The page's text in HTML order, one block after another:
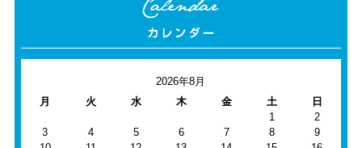
2026年8月
月
火 水 木 金 土
日
1
2
3
4 5 6 7 8
9